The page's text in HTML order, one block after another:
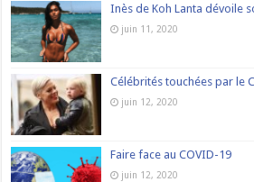
Inès de Koh Lanta dévoile
juin 11, 2020
Célébrités touchées par le
juin 12, 2020
Faire face au COVID-19
juin 12, 2020